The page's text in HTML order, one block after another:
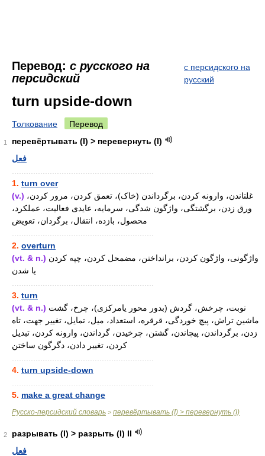
Перевод: с русского на
персидский
с персидского на
русский
turn upside-down
Толкование Перевод
1
перевёртывать (I) > перевернуть (I)
فعل
1. turn over
(v.)
ورق زدن، برگشتگی، واژگون شدگی، سرمایه، عایدی فعالیت، عملکرد،
محصول، بازده، انتقال، برگردان، تعویض
2. overturn
(vt. & n.)
یا شدن
3. turn
(vt. & n.)
ماشین تراش، پیچ خوردگی، قرقره، استعداد، میل، تمایل، تغییر جهت، تاه
زدن، برگرداندن، پیچاندن، گشتن، چرخیدن، گرداندن، وارونه کردن، تبدیل
کردن، تغییر دادن، دگرگون ساختن
4. turn upside-down
5. make a great change
Русско-персидский словарь > перевёртывать (I) > перевернуть (I)
2
разрывать (I) > разрыть (I) II
فعل